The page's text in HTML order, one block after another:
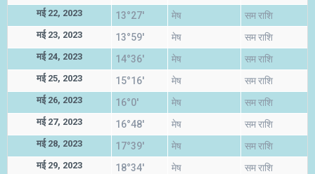
मई 22, 2023 13°27' मेष सम राशि
मई 23, 2023 13°59' मेष सम राशि
मई 24, 2023 14°36' मेष सम राशि
मई 25, 2023 15°16' मेष सम राशि
मई 26, 2023 16°0' मेष सम राशि
मई 27, 2023 16°48' मेष सम राशि
मई 28, 2023 17°39' मेष सम राशि
मई 29, 2023 18°34' मेष सम राशि